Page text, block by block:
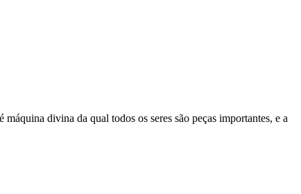
divina da qual todos os seres são peças importantes, e a